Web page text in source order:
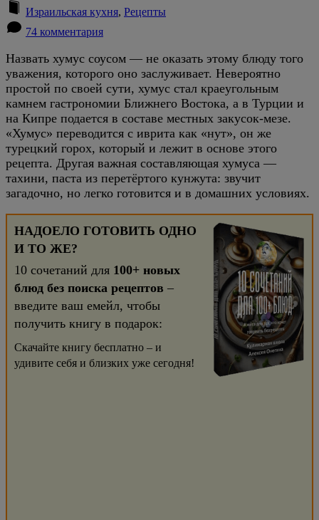
Израильская кухня, Рецепты
74 комментария
Назвать хумус соусом — не оказать этому блюду того
уважения, которого оно заслуживает. Невероятно
простой по своей сути, хумус стал краеугольным
камнем гастрономии Ближнего Востока, а в Турции и
на Кипре подается в составе местных закусок-мезе.
«Хумус» переводится с иврита как «нут», он же
турецкий горох, который и лежит в основе этого
рецепта. Другая важная составляющая хумуса —
тахини, паста из перетёртого кунжута: звучит
загадочно, но легко готовится и в домашних условиях.
НАДОЕЛО ГОТОВИТЬ ОДНО
И ТО ЖЕ?
10 сочетаний для 100+ новых
блюд без поиска рецептов –
введите ваш емейл, чтобы
получить книгу в подарок:
Скачайте книгу бесплатно – и
удивите себя и близких уже сегодня!